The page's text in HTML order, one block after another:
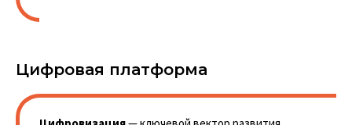
Цифровая платформа